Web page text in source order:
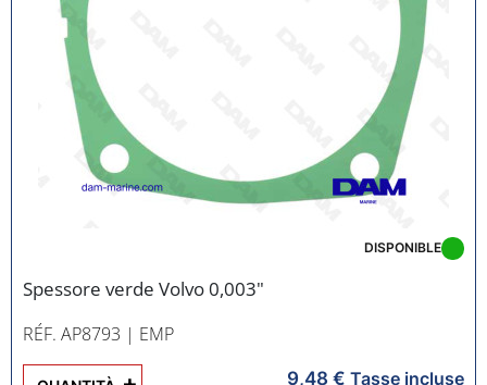
Spessore verde Volvo 0,003"
RÉF. AP8793 | EMP
DISPONIBLE
9,48 € Tasse incluse